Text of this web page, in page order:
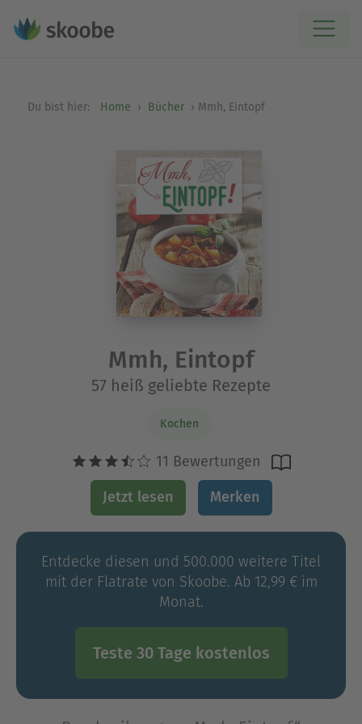
Du bist hier: Home Bücher Mmh, Eintopf
Mmh, Eintopf
57 heiß geliebte Rezepte
Kochen
11 Bewertungen
Jetzt lesen Merken
Entdecke diesen und 500.000 weitere Titel
mit der Flatrate von Skoobe. Ab 12,99 € im
Monat.
Teste 30 Tage kostenlos